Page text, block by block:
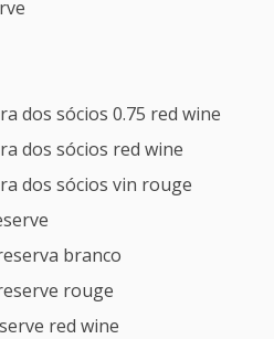
dos sócios 0.75 red wine
dos sócios red wine
dos sócios vin rouge
branco
rouge
red wine